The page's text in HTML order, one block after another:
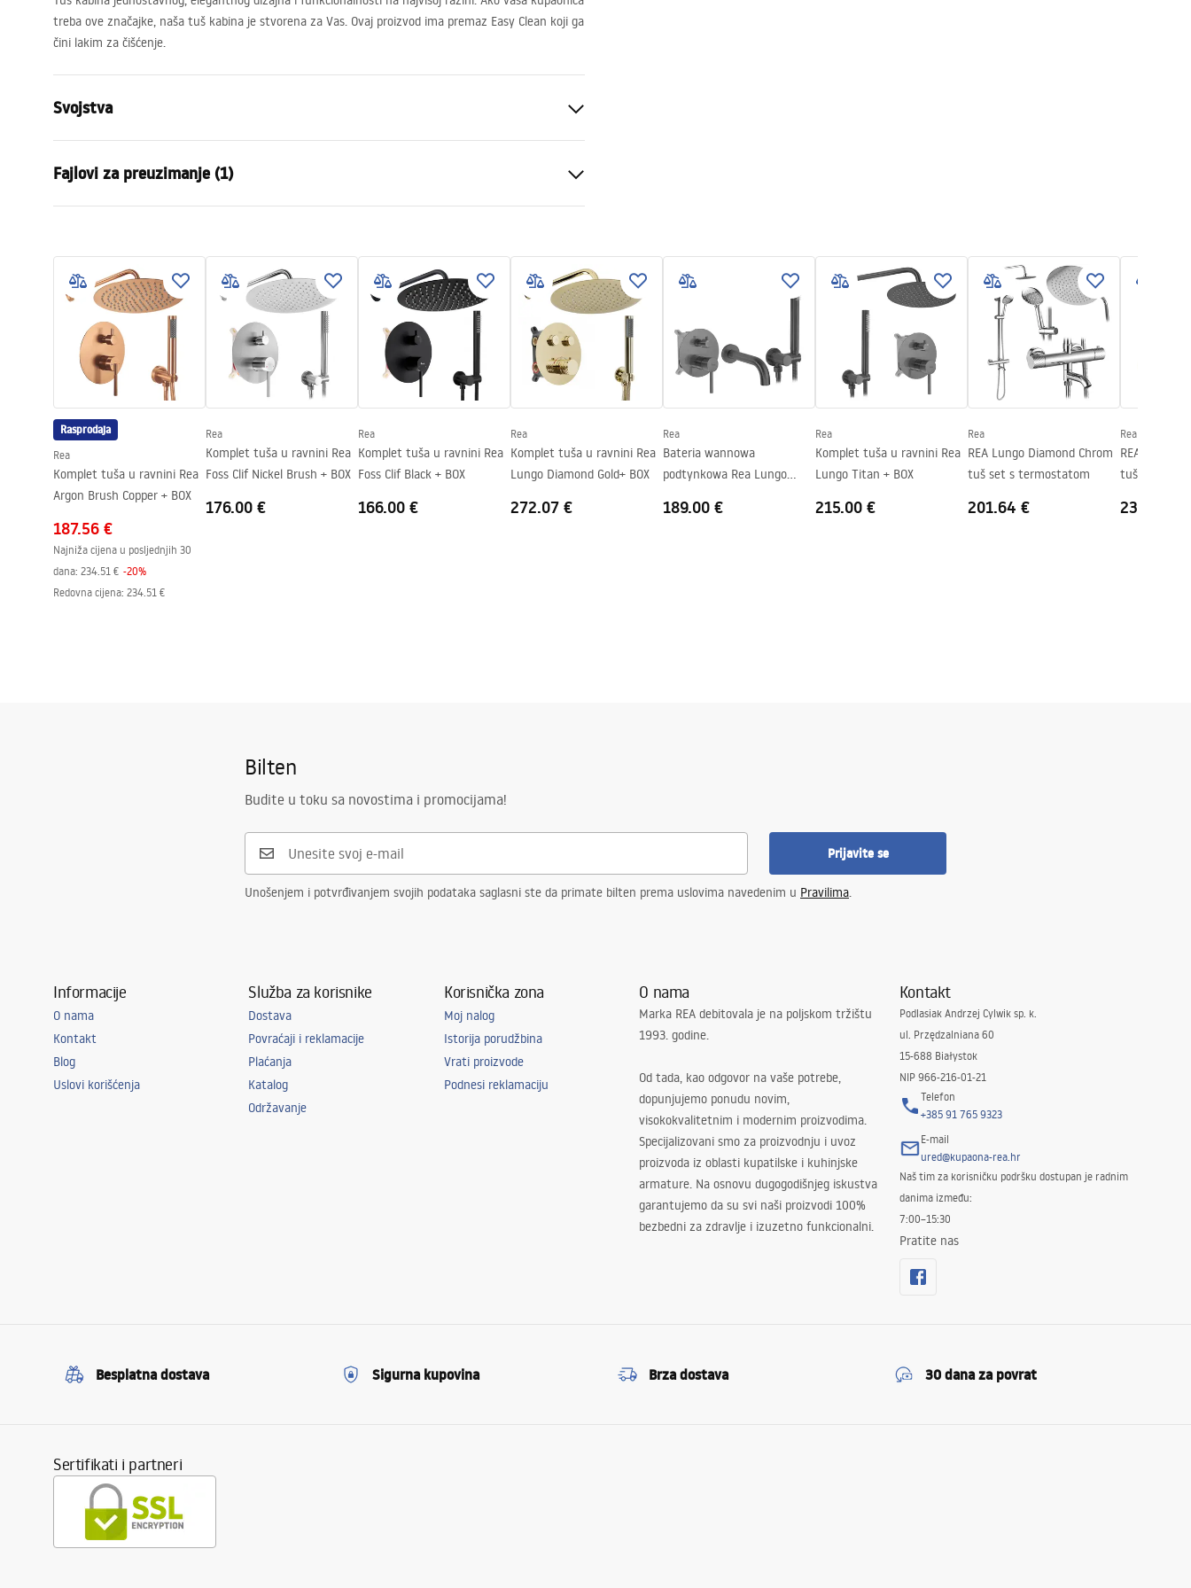
treba ove značajke, naša tuš kabina je stvorena za Vas. Ovaj proizvod ima premaz Easy Clean koji ga
čini lakim za čišćenje.
Svojstva
Boja
Tip kabine
Ugao
Naćin otvoranja
Montaža
Na tuš kadi ili podu
Visina (mm)
mm
Smjer kabine
Univerzalan
Jamstvo
24 mjeseca
Premaz Easy Clean
Da, na jednoj strani stakla.
Fajlovi za preuzimanje (1)
shower manual.pdf
Rasprodaja
Rea
Komplet tuša u ravnini Rea
Argon Brush Copper + BOX
187.56 €
Najniža cijena u posljednjih 30
dana: 234.51 € -20%
Redovna cijena: 234.51 €
Rea
Komplet tuša u ravnini Rea
Foss Clif Nickel Brush + BOX
176.00 €
Rea
Komplet tuša u ravnini Rea
Foss Clif Black + BOX
166.00 €
Rea
Komplet tuša u ravnini Rea
Lungo Diamond Gold+ BOX
272.07 €
Rea
Bateria wannowa
podtynkowa Rea Lungo
189.00 €
Rea
Komplet tuša u ravnini Rea
Lungo Titan + BOX
215.00 €
Rea
REA Lungo Diamond Chrom
tuš set s termostatom
201.64 €
Rea
REA Lungo
tuš set s
234.51 €
Bilten
Budite u toku sa novostima i promocijama!
Prijavite se
Unošenjem i potvrđivanjem svojih podataka saglasni ste da primate bilten prema uslovima navedenim u Pravilima.
Informacije
O nama
Kontakt
Blog
Uslovi korišćenja
Služba za korisnike
Dostava
Povraćaji i reklamacije
Plaćanja
Katalog
Održavanje
Korisnička zona
Moj nalog
Istorija porudžbina
Vrati proizvode
Podnesi reklamaciju
O nama
Marka REA debitovala je na poljskom tržištu
1993. godine.
Od tada, kao odgovor na vaše potrebe,
dopunjujemo ponudu novim,
visokokvalitetnim i modernim proizvodima.
Specijalizovani smo za proizvodnju i uvoz
proizvoda iz oblasti kupatilske i kuhinjske
armature. Na osnovu dugogodišnjeg iskustva
garantujemo da su svi naši proizvodi 100%
bezbedni za zdravlje i izuzetno funkcionalni.
Kontakt
Podlasiak Andrzej Cylwik sp. k.
ul. Przędzalniana 60
15-688 Białystok
NIP 966-216-01-21
Telefon
+385 91 765 9323
E-mail
ured@kupaona-rea.hr
Naš tim za korisničku podršku dostupan je radnim
danima između:
7:00–15:30
Pratite nas
Besplatna dostava Sigurna kupovina Brza dostava 30 dana za povrat
Sertifikati i partneri